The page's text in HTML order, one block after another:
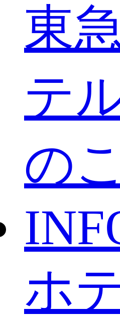
東
テ
の
ホ